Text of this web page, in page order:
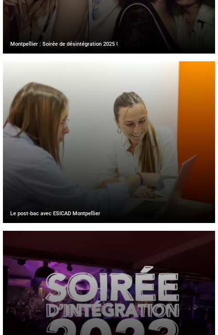
Montpellier : Soirée de désintégration 2025 !
Le post-bac avec ESICAD Montpellier